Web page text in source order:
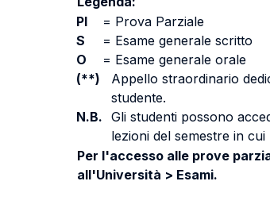
PI
= Prova Parziale
S
= Esame generale scritto
O
= Esame generale orale
(**)
Appello straordinario
studente.
N.B. Gli studenti possono
lezioni del semestre in
Per l'accesso alle prove
all'Università > Esami.